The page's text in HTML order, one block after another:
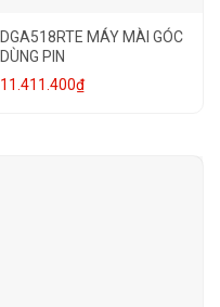
DGA518RTE MÁY MÀI GÓC
DÙNG PIN
11.411.400₫